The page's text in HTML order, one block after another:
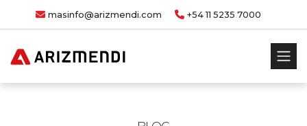
masinfo@arizmendi.com +54 11 5235 7000